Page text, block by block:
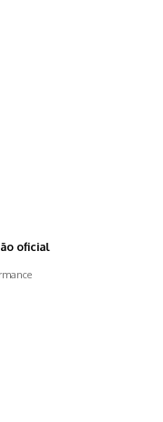
oficial